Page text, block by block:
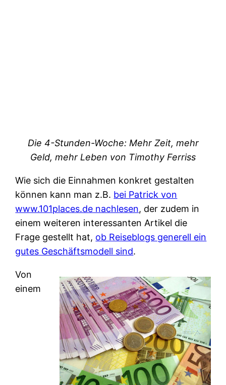
Die 4-Stunden-Woche: Mehr Zeit, mehr
Geld, mehr Leben von Timothy Ferriss
Wie sich die Einnahmen konkret gestalten
können kann man z.B. bei Patrick von
www.101places.de nachlesen, der zudem in
einem weiteren interessanten Artikel die
Frage gestellt hat, ob Reiseblogs generell ein
gutes Geschäftsmodell sind.
Von
einem